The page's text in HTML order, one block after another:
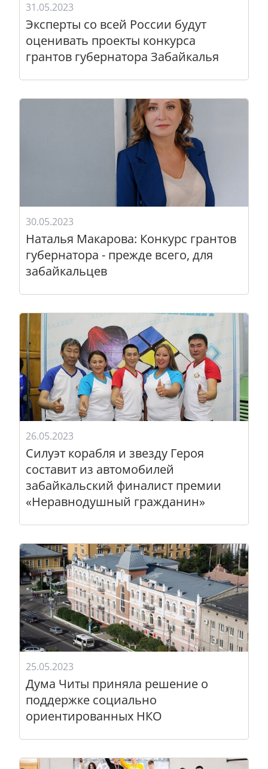
31.05.2023
Эксперты со всей России будут
оценивать проекты конкурса
грантов губернатора Забайкалья
30.05.2023
Наталья Макарова: Конкурс грантов
губернатора - прежде всего, для
забайкальцев
26.05.2023
Силуэт корабля и звезду Героя
составит из автомобилей
забайкальский финалист премии
«Неравнодушный гражданин»
25.05.2023
Дума Читы приняла решение о
поддержке социально
ориентированных НКО